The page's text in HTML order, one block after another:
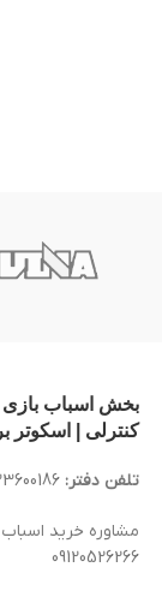
بخش اسباب
کنترلی | اسکوتر
تلفن دفتر: 07133600186
مشاوره خرید اسباب
09120526266